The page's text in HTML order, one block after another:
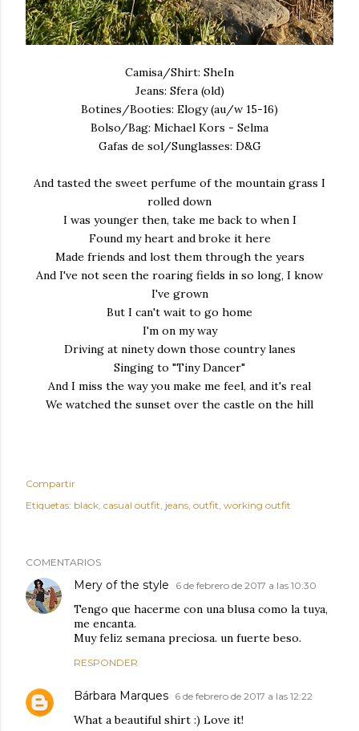
Camisa/Shirt: SheIn
Jeans: Sfera (old)
Botines/Booties: Elogy (au/w 15-16)
Bolso/Bag: Michael Kors - Selma
Gafas de sol/Sunglasses: D&G
And tasted the sweet perfume of the mountain grass I
rolled down
I was younger then, take me back to when I
Found my heart and broke it here
Made friends and lost them through the years
And I've not seen the roaring fields in so long, I know
I've grown
But I can't wait to go home
I'm on my way
Driving at ninety down those country lanes
Singing to "Tiny Dancer"
And I miss the way you make me feel, and it's real
We watched the sunset over the castle on the hill
Compartir
Etiquetas: black casual outfit jeans outfit working outfit
COMENTARIOS
Mery of the style 6 de febrero de 2017 a las 10:30
Tengo que hacerme con una blusa como la tuya,
me encanta.
Muy feliz semana preciosa. un fuerte beso.
RESPONDER
Bárbara Marques 6 de febrero de 2017 a las 12:22
What a beautiful shirt :) Love it!